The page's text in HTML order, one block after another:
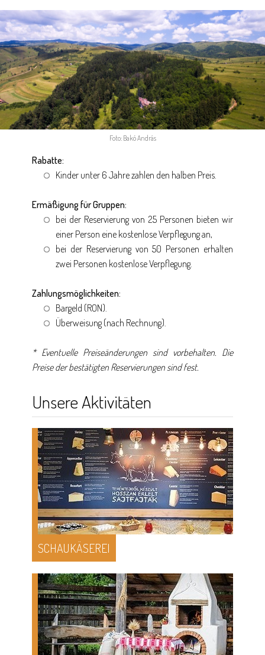
Foto: Bakó András
Rabatte:
Kinder unter 6 Jahre zahlen den halben Preis.
Ermäßigung für Gruppen:
bei der Reservierung von 25 Personen bieten wir
einer Person eine kostenlose Verpflegung an,
bei der Reservierung von 50 Personen erhalten
zwei Personen kostenlose Verpflegung.
Zahlungsmöglichkeiten:
Bargeld (RON).
Überweisung (nach Rechnung).
* Eventuelle Preiseänderungen sind vorbehalten. Die
Preise der bestätigten Reservierungen sind fest.
Unsere Aktivitäten
SCHAUKÄSEREI